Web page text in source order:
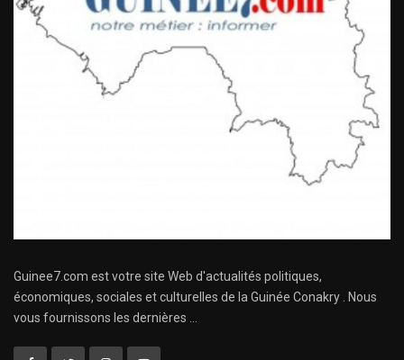
Guinee7.com est votre site Web d'actualités politiques,
économiques, sociales et culturelles de la Guinée Conakry . Nous
vous fournissons les dernières ...